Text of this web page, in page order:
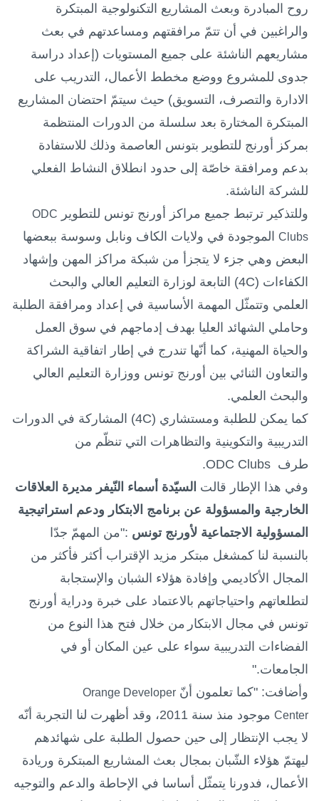
روح المبادرة وبعث المشاريع التكنولوجية المبتكرة
والراغبين في أن تتمّ مرافقتهم ومساعدتهم في بعث
مشاريعهم الناشئة على جميع المستويات (إعداد دراسة
جدوى للمشروع ووضع مخطط الأعمال، التدريب على
الادارة والتصرف، التسويق) حيث سيتمّ احتضان المشاريع
المبتكرة المختارة بعد سلسلة من الدورات المنتظمة
بمركز أورنج للتطوير بتونس العاصمة وذلك للاستفادة
بدعم ومرافقة خاصّة إلى حدود انطلاق النشاط الفعلي
للشركة الناشئة.
وللتذكير ترتبط جميع مراكز أورنج تونس للتطوير
ODC
Clubs الموجودة في ولايات الكاف ونابل وسوسة ببعضها
البعض وهي جزء لا يتجزأ من شبكة مراكز المهن وإشهاد
الكفاءات (4C
) التابعة لوزارة التعليم العالي والبحث
العلمي وتتمثّل المهمة الأساسية في إعداد ومرافقة الطلبة
وحاملي الشهائد العليا بهدف إدماجهم في سوق العمل
والحياة المهنية، كما أنّها تندرج في إطار اتفاقية الشراكة
والتعاون الثنائي بين أورنج تونس ووزارة التعليم العالي
والبحث العلمي.
كما يمكن للطلبة ومستشاري (4C
) المشاركة في الدورات
التدريبية والتكوينية والتظاهرات التي تنظّم من
طرف ODC Clubs
.
وفي هذا الإطار قالت السيّدة أسماء النّيفر مديرة العلاقات
الخارجية والمسؤولة عن برنامج الابتكار ودعم استراتيجية
المسؤولية الاجتماعية لأورنج تونس :"من المهمّ جدّا
بالنسبة لنا كمشغل مبتكر مزيد الإقتراب أكثر فأكثر من
المجال الأكاديمي وإفادة هؤلاء الشبان والإستجابة
لتطلعاتهم واحتياجاتهم بالاعتماد على خبرة ودراية أورنج
تونس في مجال الابتكار من خلال فتح هذا النوع من
الفضاءات التدريبية سواء على عين المكان أو في
الجامعات."
وأضافت: "كما تعلمون أنّ Orange Developer
Center
موجود منذ سنة 2011، وقد أظهرت لنا التجربة أنّه
لا يجب الإنتظار إلى حين حصول الطلبة على شهائدهم
ليهتمّ هؤلاء الشّبان بمجال بعث المشاريع المبتكرة وريادة
الأعمال، فدورنا يتمثّل أساسا في الإحاطة والدعم والتوجيه